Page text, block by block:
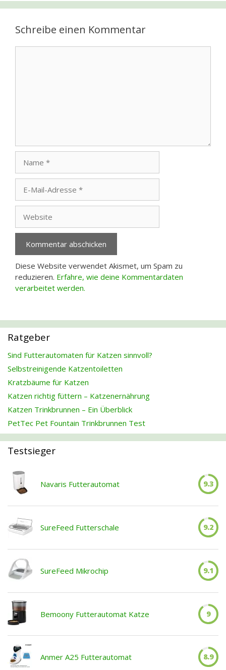
Schreibe einen Kommentar
Mail-
Adresse
Diese Website verwendet Akismet, um Spam zu
reduzieren. Erfahre, wie deine Kommentardaten
verarbeitet werden.
Ratgeber
Sind Futterautomaten für Katzen sinnvoll?
Selbstreinigende Katzentoiletten
Kratzbäume für Katzen
Katzen richtig füttern – Katzenernährung
Katzen Trinkbrunnen – Ein Überblick
PetTec Pet Fountain Trinkbrunnen Test
Testsieger
Navaris Futterautomat 9.3
SureFeed Futterschale 9.2
SureFeed Mikrochip 9.1
Bemoony Futterautomat Katze 9
Anmer A25 Futterautomat 8.9